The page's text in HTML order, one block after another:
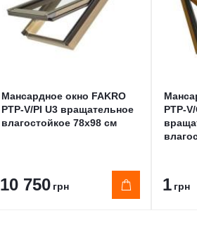
Мансардное окно FAKRO
PTP-V/PI U3 вращательное
влагостойкое 78x98 см
10 750 грн
PTP-
1 грн